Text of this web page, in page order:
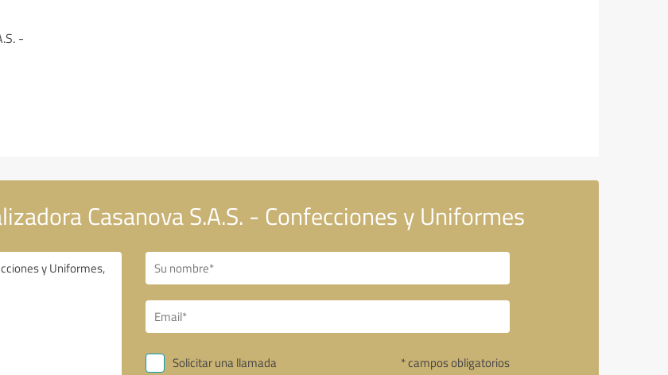
-
Casanova S.A.S. - Confecciones y Uniformes
Solicitar una llamada * campos obligatorios